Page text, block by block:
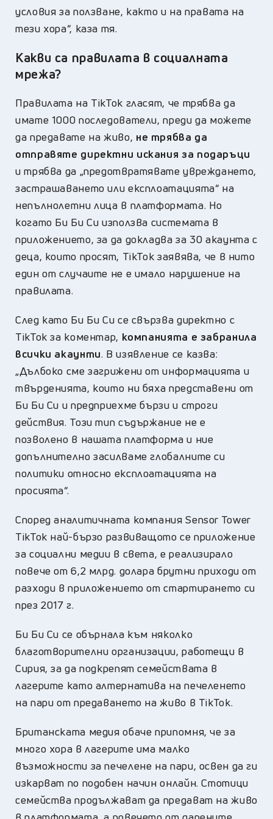
условия за ползване, както и на правата на
тези хора“, каза тя.
Какви са правилата в социалната
мрежа?
Правилата на TikTok гласят, че трябва да
имате 1000 последователи, преди да можете
да предавате на живо, не трябва да
отправяте директни искания за подаръци
и трябва да „предотвратявате увреждането,
застрашаването или експлоатацията“ на
непълнолетни лица в платформата. Но
когато Би Би Си използва системата в
приложението, за да докладва за 30 акаунта с
деца, които просят, TikTok заявява, че в нито
един от случаите не е имало нарушение на
правилата.
След като Би Би Си се свързва директно с
TikTok за коментар, компанията е забранила
всички акаунти. В изявление се казва:
„Дълбоко сме загрижени от информацията и
твърденията, които ни бяха представени от
Би Би Си и предприехме бързи и строги
действия. Този тип съдържание не е
позволено в нашата платформа и ние
допълнително засилваме глобалните си
политики относно експлоатацията на
просията“.
Според аналитичната компания Sensor Tower
TikTok най-бързо развиващото се приложение
за социални медии в света, е реализирало
повече от 6,2 млрд. долара брутни приходи от
разходи в приложението от стартирането си
през 2017 г.
Би Би Си се обърналa към няколко
благотворителни организации, работещи в
Сирия, за да подкрепят семействата в
лагерите като алтернатива на печеленето
на пари от предаването на живо в TikTok.
Британската медия обаче припомня, че за
много хора в лагерите има малко
възможности за печелене на пари, освен да ги
изкарват по подобен начин онлайн. Стотици
семейства продължават да предават на живо